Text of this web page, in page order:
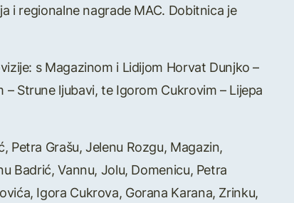
i regionalne nagrade MAC. Dobitnica je
s Magazinom i Lidijom Horvat Dunjko –
Strune ljubavi, te Igorom Cukrovim – Lijepa
Petra Grašu, Jelenu Rozgu, Magazin,
Badrić, Vannu, Jolu, Domenicu, Petra
Igora Cukrova, Gorana Karana, Zrinku,